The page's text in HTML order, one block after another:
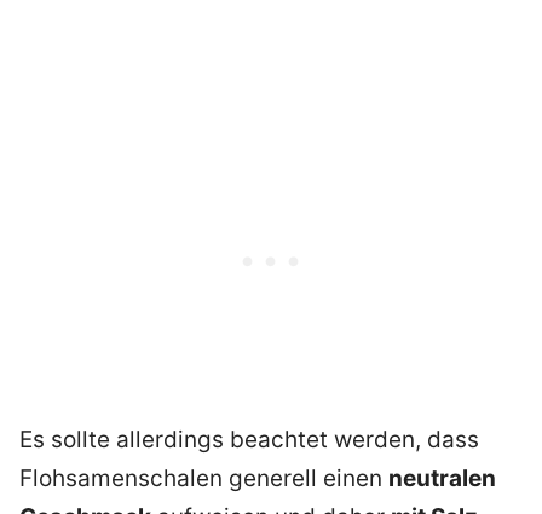
Es sollte allerdings beachtet werden, dass
Flohsamenschalen generell einen neutralen